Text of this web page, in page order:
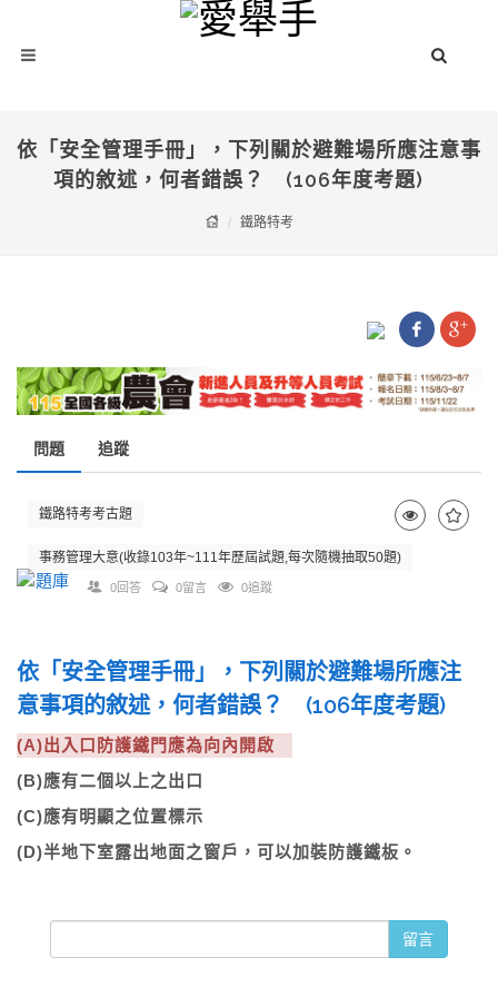
依「安全管理手冊」，下列關於避難場所應注意事
項的敘述，何者錯誤？ (106年度考題)
鐵路特考
問題 追蹤
鐵路特考考古題
事務管理大意(收錄103年~111年歷屆試題,每次隨機抽取50題)
0回答 0留言 0追蹤
依「安全管理手冊」，下列關於避難場所應注
意事項的敘述，何者錯誤？ (106年度考題)
(A)出入口防護鐵門應為向內開啟
(B)應有二個以上之出口
(C)應有明顯之位置標示
(D)半地下室露出地面之窗戶，可以加裝防護鐵板。
留言